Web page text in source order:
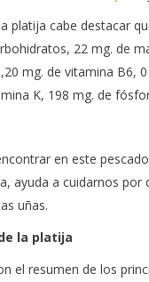
platija cabe destacar
22 mg. de
mg. de vitamina B6,
K, 198 mg. de
en este
ayuda a cuidarnos
uñas.
la platija
el resumen de los